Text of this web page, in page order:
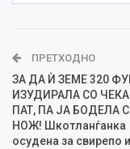
ПРЕТХОДНО
ЗА ДА Ѝ ЗЕМЕ 320
ИЗУДИРАЛА СО
ПАТ, ПА ЈА БОДЕЛА
НОЖ! Шкотланѓанка
осудена за свирепо и